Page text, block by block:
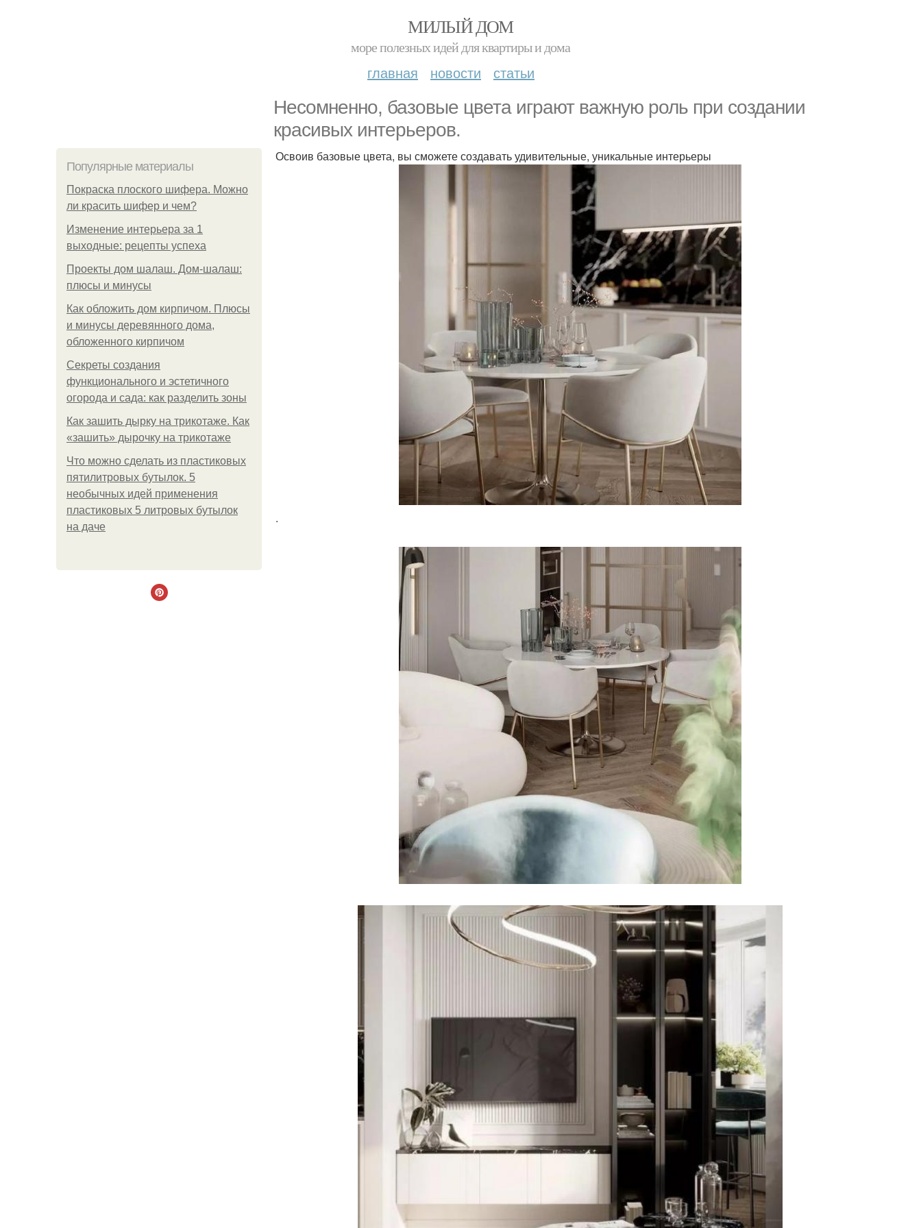
МИЛЫЙ ДОМ
море полезных идей для квартиры и дома
главная новости статьи
Несомненно, базовые цвета играют важную роль при создании
красивых интерьеров.
Популярные материалы
Покраска плоского шифера. Можно
ли красить шифер и чем?
Изменение интерьера за 1
выходные: рецепты успеха
Проекты дом шалаш. Дом-шалаш:
плюсы и минусы
Как обложить дом кирпичом. Плюсы
и минусы деревянного дома,
обложенного кирпичом
Секреты создания
функционального и эстетичного
огорода и сада: как разделить зоны
Как зашить дырку на трикотаже. Как
«зашить» дырочку на трикотаже
Что можно сделать из пластиковых
пятилитровых бутылок. 5
необычных идей применения
пластиковых 5 литровых бутылок
на даче
Освоив базовые цвета, вы сможете создавать удивительные, уникальные интерьеры
.